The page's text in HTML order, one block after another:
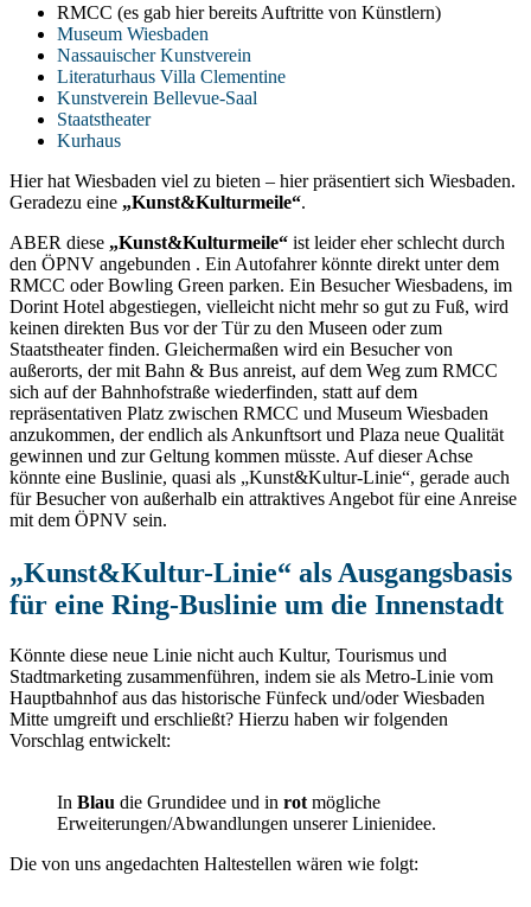
RMCC (es gab hier bereits Auftritte von Künstlern)
Museum Wiesbaden
Nassauischer Kunstverein
Literaturhaus Villa Clementine
Kunstverein Bellevue-Saal
Staatstheater
Kurhaus
Hier hat Wiesbaden viel zu bieten – hier präsentiert sich Wiesbaden.
Geradezu eine „Kunst&Kulturmeile“.
ABER diese „Kunst&Kulturmeile“ ist leider eher schlecht durch
den ÖPNV angebunden . Ein Autofahrer könnte direkt unter dem
RMCC oder Bowling Green parken. Ein Besucher Wiesbadens, im
Dorint Hotel abgestiegen, vielleicht nicht mehr so gut zu Fuß, wird
keinen direkten Bus vor der Tür zu den Museen oder zum
Staatstheater finden. Gleichermaßen wird ein Besucher von
außerorts, der mit Bahn & Bus anreist, auf dem Weg zum RMCC
sich auf der Bahnhofstraße wiederfinden, statt auf dem
repräsentativen Platz zwischen RMCC und Museum Wiesbaden
anzukommen, der endlich als Ankunftsort und Plaza neue Qualität
gewinnen und zur Geltung kommen müsste. Auf dieser Achse
könnte eine Buslinie, quasi als „Kunst&Kultur-Linie“, gerade auch
für Besucher von außerhalb ein attraktives Angebot für eine Anreise
mit dem ÖPNV sein.
„Kunst&Kultur-Linie“ als Ausgangsbasis
für eine Ring-Buslinie um die Innenstadt
Könnte diese neue Linie nicht auch Kultur, Tourismus und
Stadtmarketing zusammenführen, indem sie als Metro-Linie vom
Hauptbahnhof aus das historische Fünfeck und/oder Wiesbaden
Mitte umgreift und erschließt? Hierzu haben wir folgenden
Vorschlag entwickelt:
In Blau die Grundidee und in rot mögliche
Erweiterungen/Abwandlungen unserer Linienidee.
Die von uns angedachten Haltestellen wären wie folgt: